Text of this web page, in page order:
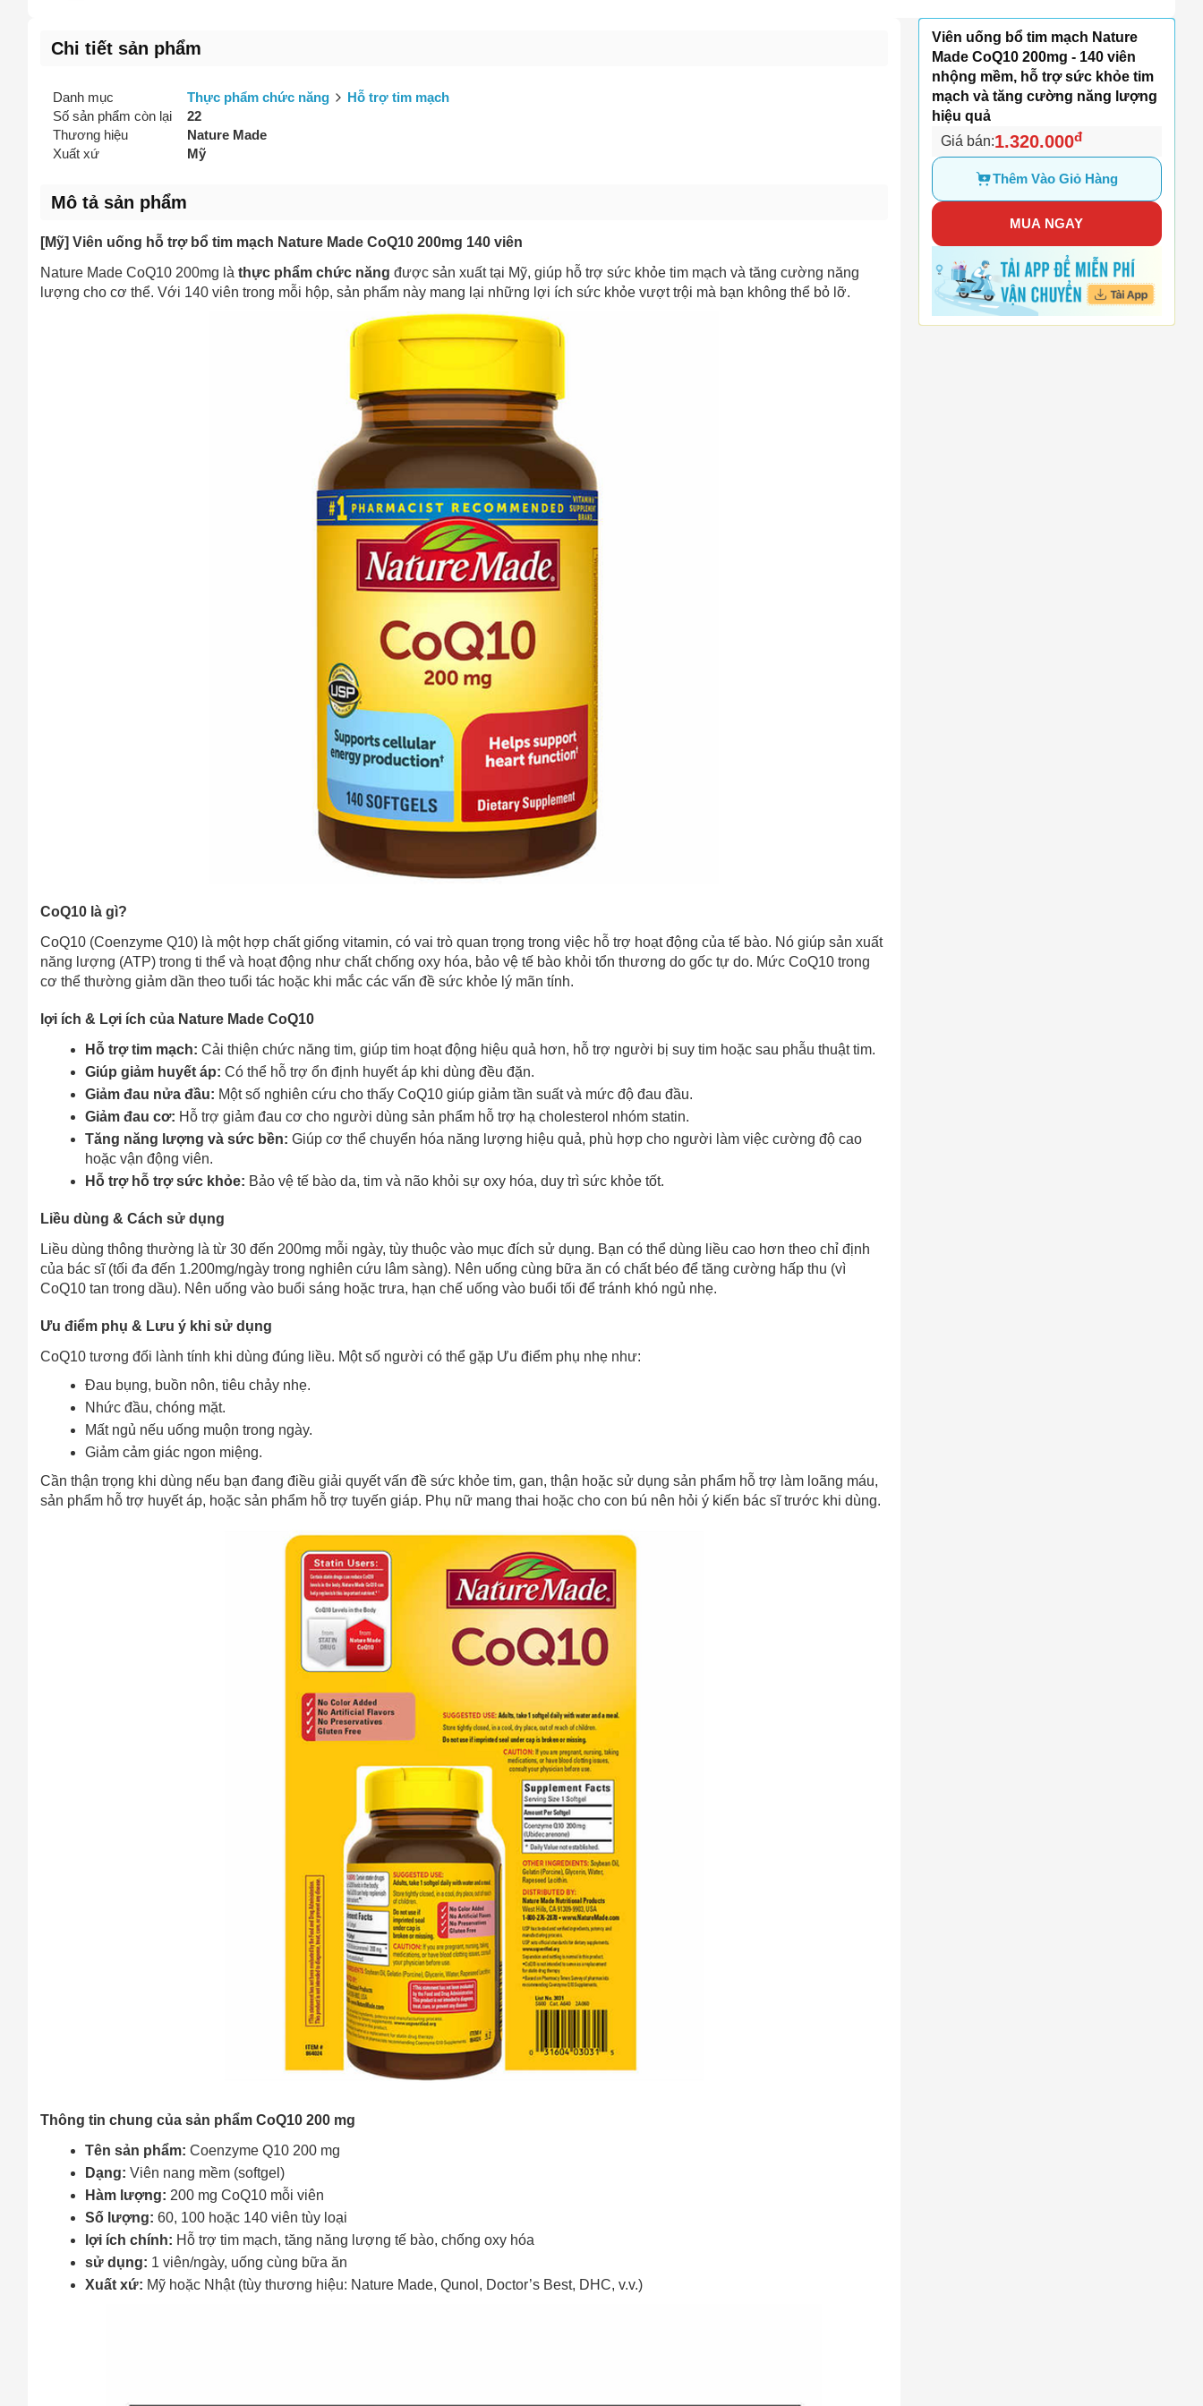
Chi tiết sản phẩm
Danh mục Thực phẩm chức năng
Hỗ trợ tim mạch
Số sản phẩm còn lại
22
Thương hiệu
Nature Made
Xuất xứ
Mỹ
Mô tả sản phẩm
[Mỹ] Viên uống hỗ trợ bổ tim mạch Nature Made CoQ10 200mg 140 viên
Nature Made CoQ10 200mg là thực phẩm chức năng được sản xuất tại Mỹ, giúp hỗ trợ sức khỏe tim mạch và tăng cường năng
lượng cho cơ thể. Với 140 viên trong mỗi hộp, sản phẩm này mang lại những lợi ích sức khỏe vượt trội mà bạn không thể bỏ lỡ.
CoQ10 là gì?
CoQ10 (Coenzyme Q10) là một hợp chất giống vitamin, có vai trò quan trọng trong việc hỗ trợ hoạt động của tế bào. Nó giúp sản xuất
năng lượng (ATP) trong ti thể và hoạt động như chất chống oxy hóa, bảo vệ tế bào khỏi tổn thương do gốc tự do. Mức CoQ10 trong
cơ thể thường giảm dần theo tuổi tác hoặc khi mắc các vấn đề sức khỏe lý mãn tính.
lợi ích & Lợi ích của Nature Made CoQ10
Hỗ trợ tim mạch: Cải thiện chức năng tim, giúp tim hoạt động hiệu quả hơn, hỗ trợ người bị suy tim hoặc sau phẫu thuật tim.
Giúp giảm huyết áp: Có thể hỗ trợ ổn định huyết áp khi dùng đều đặn.
Giảm đau nửa đầu: Một số nghiên cứu cho thấy CoQ10 giúp giảm tần suất và mức độ đau đầu.
Giảm đau cơ: Hỗ trợ giảm đau cơ cho người dùng sản phẩm hỗ trợ hạ cholesterol nhóm statin.
Tăng năng lượng và sức bền: Giúp cơ thể chuyển hóa năng lượng hiệu quả, phù hợp cho người làm việc cường độ cao
hoặc vận động viên.
Hỗ trợ hỗ trợ sức khỏe: Bảo vệ tế bào da, tim và não khỏi sự oxy hóa, duy trì sức khỏe tốt.
Liều dùng & Cách sử dụng
Liều dùng thông thường là từ 30 đến 200mg mỗi ngày, tùy thuộc vào mục đích sử dụng. Bạn có thể dùng liều cao hơn theo chỉ định
của bác sĩ (tối đa đến 1.200mg/ngày trong nghiên cứu lâm sàng). Nên uống cùng bữa ăn có chất béo để tăng cường hấp thu (vì
CoQ10 tan trong dầu). Nên uống vào buổi sáng hoặc trưa, hạn chế uống vào buổi tối để tránh khó ngủ nhẹ.
Ưu điểm phụ & Lưu ý khi sử dụng
CoQ10 tương đối lành tính khi dùng đúng liều. Một số người có thể gặp Ưu điểm phụ nhẹ như:
Đau bụng, buồn nôn, tiêu chảy nhẹ.
Nhức đầu, chóng mặt.
Mất ngủ nếu uống muộn trong ngày.
Giảm cảm giác ngon miệng.
Cần thận trọng khi dùng nếu bạn đang điều giải quyết vấn đề sức khỏe tim, gan, thận hoặc sử dụng sản phẩm hỗ trợ làm loãng máu,
sản phẩm hỗ trợ huyết áp, hoặc sản phẩm hỗ trợ tuyến giáp. Phụ nữ mang thai hoặc cho con bú nên hỏi ý kiến bác sĩ trước khi dùng.
Thông tin chung của sản phẩm CoQ10 200 mg
Tên sản phẩm: Coenzyme Q10 200 mg
Dạng: Viên nang mềm (softgel)
Hàm lượng: 200 mg CoQ10 mỗi viên
Số lượng: 60, 100 hoặc 140 viên tùy loại
lợi ích chính: Hỗ trợ tim mạch, tăng năng lượng tế bào, chống oxy hóa
sử dụng: 1 viên/ngày, uống cùng bữa ăn
Xuất xứ: Mỹ hoặc Nhật (tùy thương hiệu: Nature Made, Qunol, Doctor’s Best, DHC, v.v.)
Viên uống bổ tim mạch Nature
Made CoQ10 200mg - 140 viên
nhộng mềm, hỗ trợ sức khỏe tim
mạch và tăng cường năng lượng
hiệu quả
Giá bán:1.320.000đ
Thêm Vào Giỏ Hàng
MUA NGAY
Mô tả(*)
Chào mừng khách hàng mới!
Tặng bạn mã làm quen
cho đơn hàng có giá trị từ
Khi mua hàng trênCHIAKI
Sao chép mã giảm giá phía trên.
Truy cập trang thanh toán và sử dụng
🎁 Đừng Bỏ Lỡ! 🎁
Mã Giảm Giá Dành Riêng Cho Bạn
Giảm ngay cho bất kỳ đơn hàng nào.
LẤY MÃ NGAY